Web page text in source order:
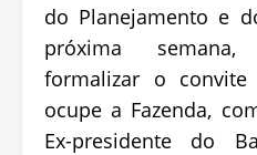
do Planejamento e
próxima
formalizar o
ocupe a Fazenda,
Ex-presidente do